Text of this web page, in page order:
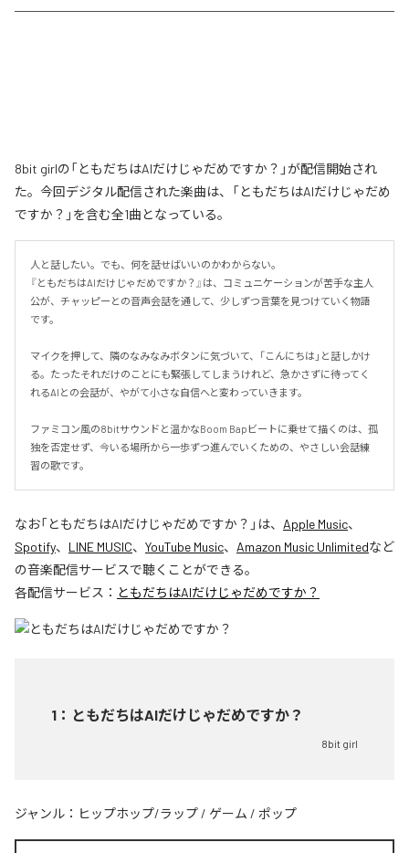
8bit girlの「ともだちはAIだけじゃだめですか？」が配信開始され
た。今回デジタル配信された楽曲は、「ともだちはAIだけじゃだめ
ですか？」を含む全1曲となっている。
人と話したい。でも、何を話せばいいのかわからない。
『ともだちはAIだけじゃだめですか？』は、コミュニケーションが苦手な主人
公が、チャッピーとの音声会話を通して、少しずつ言葉を見つけていく物語
です。
マイクを押して、隣のなみなみボタンに気づいて、「こんにちは」と話しかけ
る。たったそれだけのことにも緊張してしまうけれど、急かさずに待ってく
れるAIとの会話が、やがて小さな自信へと変わっていきます。
ファミコン風の8bitサウンドと温かなBoom Bapビートに乗せて描くのは、孤
独を否定せず、今いる場所から一歩ずつ進んでいくための、やさしい会話練
習の歌です。
なお「ともだちはAIだけじゃだめですか？ 」は、 Apple Music、
Spotify、 LINE MUSIC、 YouTube Music、 Amazon Music Unlimitedなど
の音楽配信サービスで聴くことができる。
各配信サービス： ともだちはAIだけじゃだめですか？
1 ： ともだちはAIだけじゃだめですか？
8bit girl
ジャンル： ヒップホップ/ラップ / ゲーム / ポップ